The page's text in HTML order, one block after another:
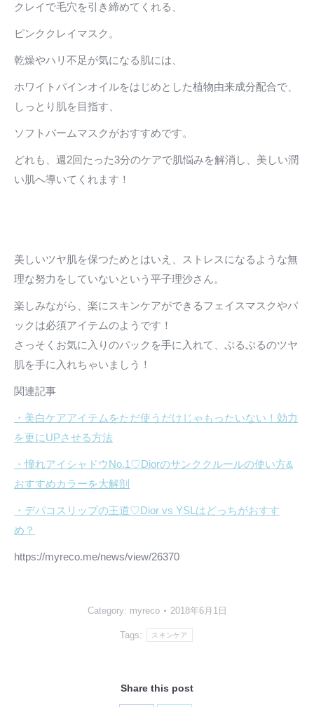
クレイで毛穴を引き締めてくれる、
ピンククレイマスク。
乾燥やハリ不足が気になる肌には、
ホワイトパインオイルをはじめとした植物由来成分配合で、
しっとり肌を目指す、
ソフトバームマスクがおすすめです。
どれも、週2回たった3分のケアで肌悩みを解消し、美しい潤
い肌へ導いてくれます！
美しいツヤ肌を保つためとはいえ、ストレスになるような無
理な努力をしていないという平子理沙さん。
楽しみながら、楽にスキンケアができるフェイスマスクやパ
ックは必須アイテムのようです！
さっそくお気に入りのパックを手に入れて、ぷるぷるのツヤ
肌を手に入れちゃいましう！
関連記事
・美白ケアアイテムをただ使うだけじゃもったいない！効力
を更にUPさせる方法
・憧れアイシャドウNo.1♡Diorのサンククルールの使い方&
おすすめカラーを大解剖
・デパコスリップの王道♡Dior vs YSLはどっちがおすす
め？
https://myreco.me/news/view/26370
Category: myreco 2018年6月1日
Tags: スキンケア
Share this post